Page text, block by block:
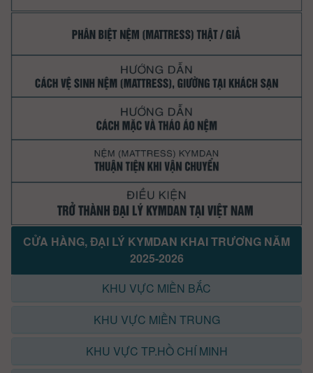
CỬA HÀNG, ĐẠI LÝ KYMDAN KHAI TRƯƠNG NĂM
2025-2026
KHU VỰC MIỀN BẮC
KHU VỰC MIỀN TRUNG
KHU VỰC TP.HỒ CHÍ MINH